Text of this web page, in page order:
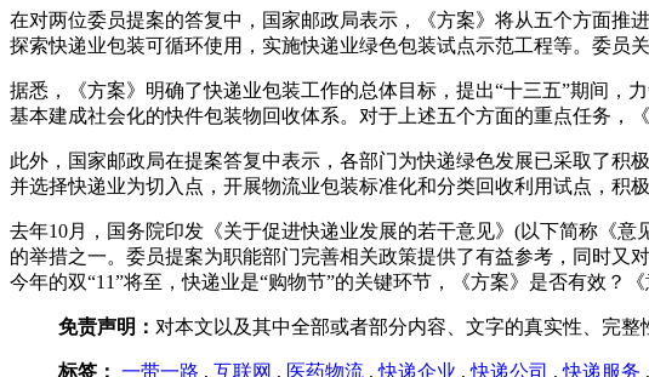
在对两位委员提案的答复中，国家邮政局表示，《方案》将从五个方面推
探索快递业包装可循环使用，实施快递业绿色包装试点示范工程等。委员
据悉，《方案》明确了快递业包装工作的总体目标，提出“十三五”期间，
基本建成社会化的快件包装物回收体系。对于上述五个方面的重点任务，
此外，国家邮政局在提案答复中表示，各部门为快递绿色发展已采取了积
并选择快递业为切入点，开展物流业包装标准化和分类回收利用试点，积
去年10月，国务院印发《关于促进快递业发展的若干意见》(以下简称《
的举措之一。委员提案为职能部门完善相关政策提供了有益参考，同时又
今年的双“11”将至，快递业是“购物节”的关键环节，《方案》是否有效？
免责声明： 对本文以及其中全部或者部分内容、文字的真实性、完
标签： 一带一路 , 互联网 , 医药物流 ,快递企业 ,快递公司 ,快递服务